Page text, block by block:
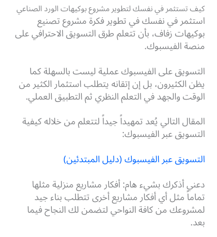
كيف تستثمر في نفسك لتطوير مشروع بوكيهات الورد الصناعي
استثمر في نفسك في تطوير فكرة مشروع تصنيع
بوكيهات زفاف، بأن تتعلم طرق التسويق الاحترافي على
منصة الفيسبوك.
التسويق على الفيسبوك عملية ليست بالسهلة كما
يظن الكثيرون، بل إن إتقانه يتطلب استثمار الكثير من
الوقت والجهد في التعلم النظري ثم التطبيق العملي.
المقال التالي يُعد تمهيداً جيداً لتتعلم من خلاله كيفية
التسويق عبر الفيسبوك:
التسويق عبر الفيسبوك (دليل المبتدئين)
دعني أذكرك بشيء هام: أفكار مشاريع منزلية مثلها
تماماً مثل أي أفكار مشاريع أخرى تتطلب بناء جيد
لمشروعك من كافة النواحي لتضمن لك النجاح فيما
بعد.